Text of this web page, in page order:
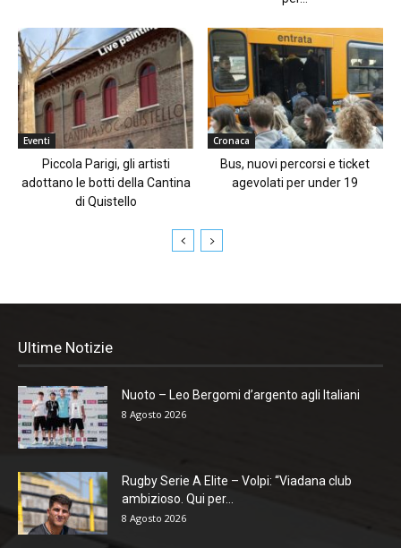
Eventi
Piccola Parigi, gli artisti
adottano le botti della Cantina
di Quistello
Cronaca
Bus, nuovi percorsi e ticket
agevolati per under 19
Ultime Notizie
Nuoto – Leo Bergomi d’argento agli Italiani
8 Agosto 2026
Rugby Serie A Elite – Volpi: “Viadana club
ambizioso. Qui per...
8 Agosto 2026